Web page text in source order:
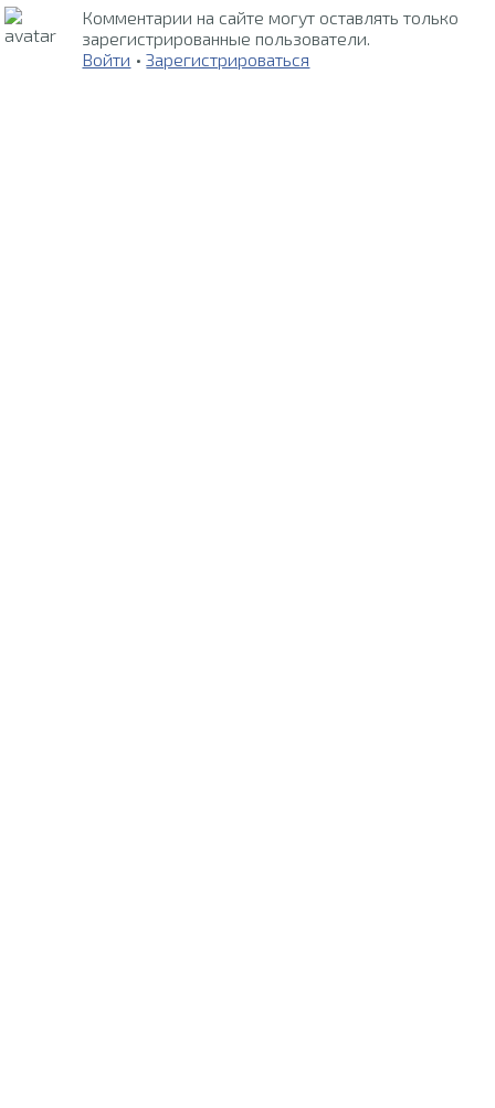
Комментарии на сайте могут оставлять только
зарегистрированные пользователи.
Войти •Зарегистрироваться